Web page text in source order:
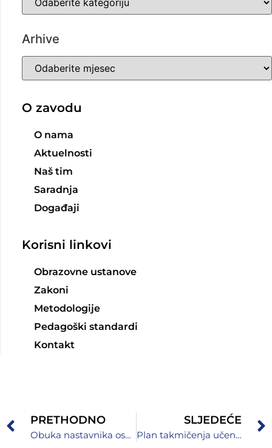
Arhive
O zavodu
O nama
Aktuelnosti
Naš tim
Saradnja
Događaji
Korisni linkovi
Obrazovne ustanove
Zakoni
Metodologije
Pedagoški standardi
Kontakt
PRETHODNO
Obuka nastavnika osnovnih i srednjih škola u okviru projekta „Integralnim pristupom ka socijalnoj uključenosti“
SLJEDEĆE
Plan takmičenja učenika osnovnih i srednjih škola na području Zeničko-dobojskog kantona